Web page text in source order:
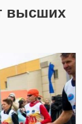
высших